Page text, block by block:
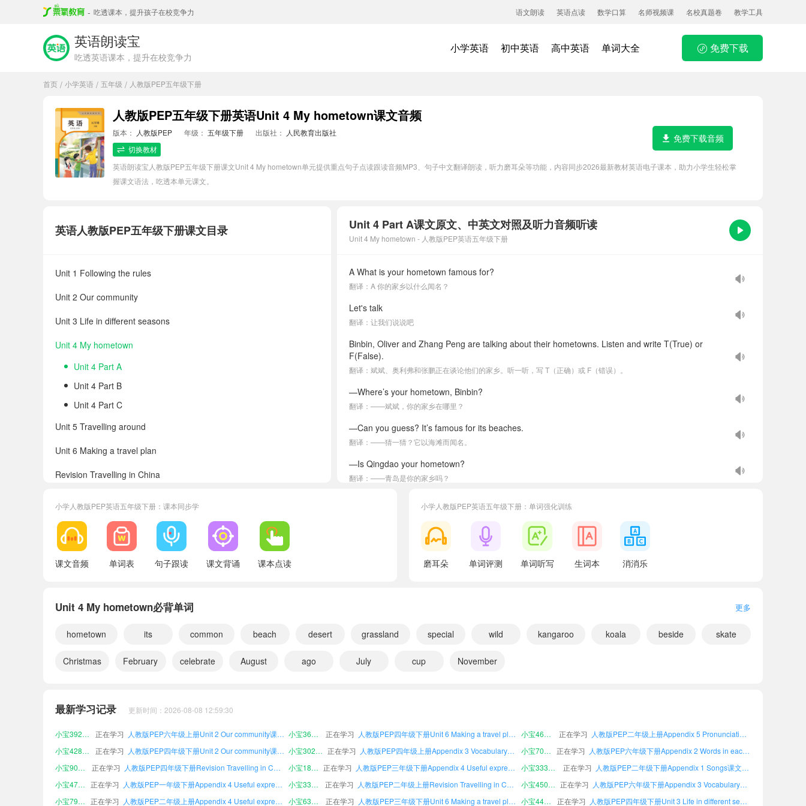
- 吃透课本，提升孩子在校竞争力 语文朗读 英语点读 数学口算 名师视频课 名校真题卷 教学工具
英语朗读宝
吃透英语课本，提升在校竞争力
小学英语 初中英语 高中英语 单词大全 免费下载
首页 / 小学英语 / 五年级 / 人教版PEP五年级下册
人教版PEP五年级下册英语Unit 4 My hometown课文音频
版本： 人教版PEP 年级： 五年级下册 出版社：
人民教育出版社
切换教材
英语朗读宝人教版PEP五年级下册课文Unit 4 My hometown单元提供重点句子点读跟读音频MP3、句子中文翻译朗读，听力磨耳朵等功能，内容同步2026最新教材英语电子课本，助力小学生轻松掌
握课文语法，吃透本单元课文。
免费下载音频
Unit 4 Part A课文原文、中英文对照及听力音频听读
Unit 4 My hometown - 人教版PEP英语五年级下册
A What is your hometown famous for?
翻译：A 你的家乡以什么闻名？
Let's talk
翻译：让我们说说吧
Binbin, Oliver and Zhang Peng are talking about their hometowns. Listen and write T(True) or
F(False).
翻译：斌斌、奥利弗和张鹏正在谈论他们的家乡。听一听，写 T（正确）或 F（错误）。
—Where’s your hometown, Binbin?
翻译：——斌斌，你的家乡在哪里？
—Can you guess? It’s famous for its beaches.
翻译：——猜一猜？它以海滩而闻名。
—Is Qingdao your hometown?
翻译：——青岛是你的家乡吗？
翻译：——不，我家乡的水果也很有名，比如椰子。
—Aha, I like coconuts. I think you are from Hainan.
翻译：——啊哈，我喜欢椰子。我想，你来自海南。
—That’s right. My hometown is Sanya.
翻译：我来自山东曲阜。
翻译：这里是孔子的家乡。
Oh wow! What are some other famous places in China?
翻译：哦哇！中国还有哪些著名的地方？
China has many famous places. Sichuan is famous for its pandas.
翻译：中国有许多著名的景点。四川以熊猫而闻名。
英语人教版PEP五年级下册课文目录
Unit 1 Following the rules
Unit 2 Our community
Unit 3 Life in different seasons
Unit 4 My hometown
Unit 4 Part A
Unit 4 Part B
Unit 4 Part C
Unit 5 Travelling around
Unit 6 Making a travel plan
Revision Travelling in China
Appendix 2 Words in each unit
Appendix 3 Vocabulary
Appendix 4 Useful expressions
小学人教版PEP英语五年级下册：课本同步学
课文音频 单词表 句子跟读 课文背诵 课本点读
小学人教版PEP英语五年级下册：单词强化训练
磨耳朵 单词评测 单词听写 生词本 消消乐
Unit 4 My hometown必背单词 更多
hometown its common beach desert grassland special wild kangaroo koala beside skate
Christmas February celebrate August ago July cup November
最新学习记录 更新时间：2026-08-08 12:59:30
小宝843226
正在学习
小宝392785
正在学习 人教版PEP六年级上册Unit 2 Our community课文朗读 小宝365911 正在学习 人教版PEP四年级下册Unit 6 Making a travel plan课文朗读 小宝461977 正在学习
人教版PEP二年级上册Appendix 5 Pronunciation课文朗读
小宝428921
正在学习 人教版PEP四年级下册Unit 2 Our community课文朗读 小宝302828 正在学习 人教版PEP四年级上册Appendix 3 Vocabulary课文朗读 小宝701900 正在学习
人教版PEP六年级下册Appendix 2 Words in each unit课文朗读
小宝905226
正在学习 人教版PEP四年级下册Revision Travelling in China课文朗读 小宝181335 正在学习 人教版PEP三年级下册Appendix 4 Useful expressions课文朗读 小宝333490 正在学习
人教版PEP二年级下册Appendix 1 Songs课文朗读
小宝479176 正在学习 人教版PEP一年级下册Appendix 4 Useful expressions课文朗读 小宝339571 正在学习 人教版PEP二年级上册Revision Travelling in China课文朗读 小宝450360 正在学习
人教版PEP六年级下册Appendix 3 Vocabulary课文朗读
小宝795466 正在学习 人教版PEP二年级上册Appendix 4 Useful expressions课文朗读 小宝639642 正在学习 人教版PEP三年级下册Unit 6 Making a travel plan课文朗读 小宝449860 正在学习 人教版PEP四年级下册Unit 3 Life in different seasons课文朗读